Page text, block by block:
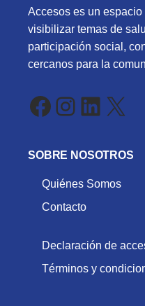
Accesos es un
visibilizar temas de
participación social,
cercanos para la
Facebook
X
SOBRE NOSOTROS
Quiénes Somos
Contacto
Declaración de
Términos y